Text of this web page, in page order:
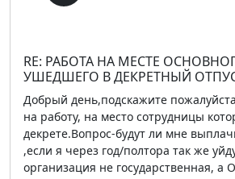
RE: РАБОТА НА МЕСТЕ
УШЕДШЕГО В ДЕКРЕТНЫЙ
Добрый день,подскажите
на работу, на место сотрудницы
декрете.Вопрос-будут ли мне
,если я через год/полтора так же
организация не государственная, а